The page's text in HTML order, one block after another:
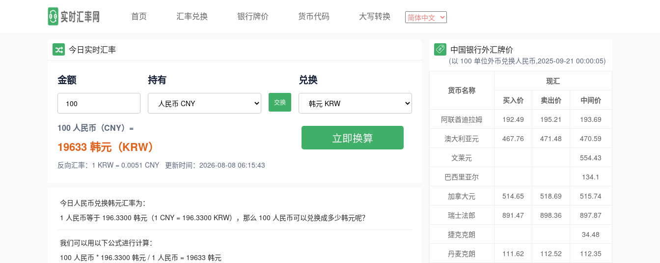
首页 汇率兑换 银行牌价 货币代码 大写转换
今日实时汇率
金额 持有
交换
兑换
100 人民币（CNY）=
19633韩元（KRW）
反向汇率：1 KRW = 0.0051 CNY 更新时间：2026-08-08 06:15:43
立即换算
今日人民币兑换韩元汇率为：
1 人民币等于 196.3300 韩元（1 CNY = 196.3300 KRW），那么 100 人民币可以兑换成多少韩元呢？
我们可以用以下公式进行计算：
100 人民币 * 196.3300 韩元 / 1 人民币 = 19633 韩元
中国银行外汇牌价
(以 100 单位外币兑换人民币,2025-09-21 00:00:05)
货币名称
现汇
买入价
卖出价
中间价
阿联酋迪拉姆
192.49 195.21
193.69
澳大利亚元
467.76 471.48
470.59
文莱元
554.43
巴西里亚尔
134.1
加拿大元
514.65 518.69
515.74
瑞士法郎
891.47 898.36
897.87
捷克克朗
34.48
丹麦克朗
111.62 112.52
112.35